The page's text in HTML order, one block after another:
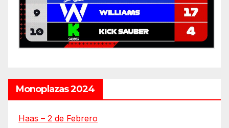
Monoplazas 2024
Haas – 2 de Febrero